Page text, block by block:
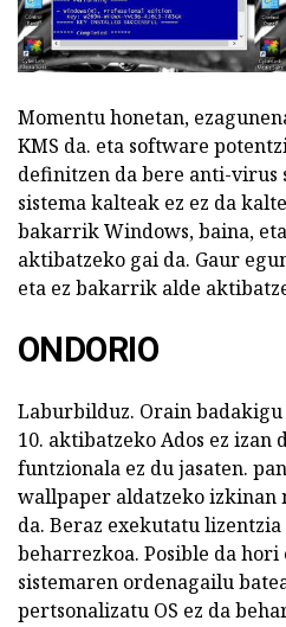
Momentu honetan,
KMS da. eta software
definitzen da bere anti-virus
sistema kalteak ez ez da
bakarrik Windows, baina,
aktibatzeko gai da. Gaur
eta ez bakarrik alde
ONDORIO
Laburbilduz. Orain
10. aktibatzeko Ados ez izan
funtzionala ez du jasaten.
wallpaper aldatzeko izkinan
da. Beraz exekutatu lizentzia
beharrezkoa. Posible da
sistemaren ordenagailu
pertsonalizatu OS ez da